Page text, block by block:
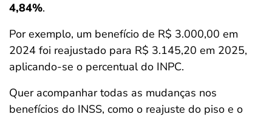
4,84%.
Por exemplo, um benefício de R$ 3.000,00 em
2024 foi reajustado para R$ 3.145,20 em 2025,
aplicando-se o percentual do INPC.
Quer acompanhar todas as mudanças nos
benefícios do INSS, como o reajuste do piso e o